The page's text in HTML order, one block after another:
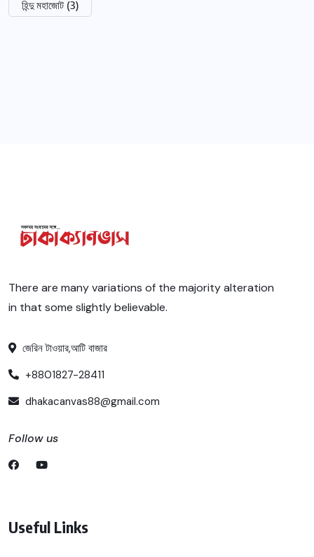
হিন্দু মহাজোট (3)
There are many variations of the majority alteration
in that some slightly believable.
জেরিন টাওয়ার,আটি বাজার
+8801827-28411
dhakacanvas88@gmail.com
Follow us
Useful Links